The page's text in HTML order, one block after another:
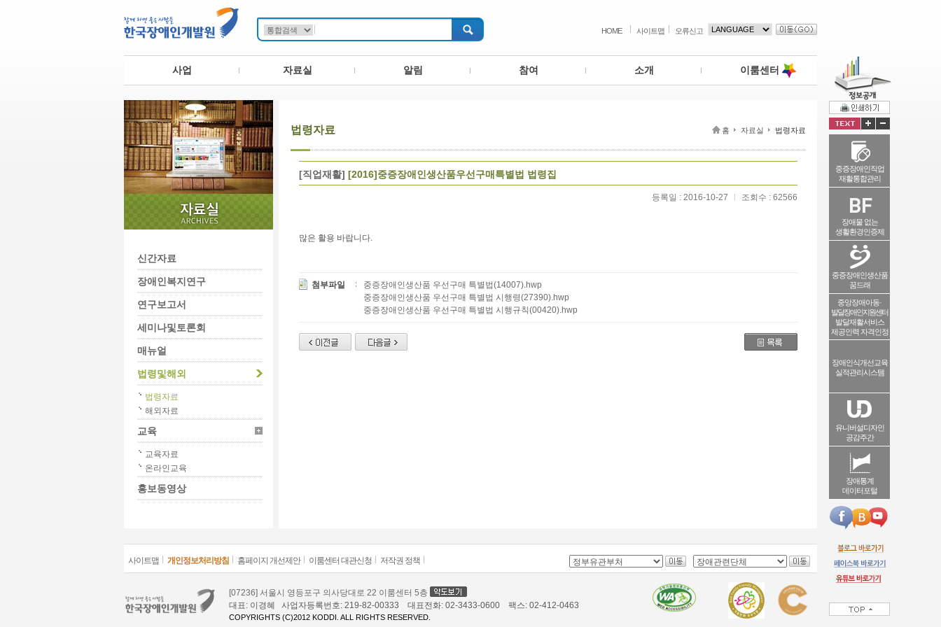
HOME 사이트맵 오류신고
사업 자료실 알림 참여 소개 이룸센터
신간자료
장애인복지연구
연구보고서
세미나및토론회
매뉴얼
법령및해외
법령자료
해외자료
교육
교육자료
온라인교육
홍보동영상
법령자료 홈 자료실 법령자료
[직업재활] [2016]중증장애인생산품우선구매특별법 법령집
등록일 : 2016-10-27 조회수 : 62566
많은 활용 바랍니다.
첨부파일
중증장애인생산품 우선구매 특별법(14007).hwp
중증장애인생산품 우선구매 특별법 시행령(27390).hwp
중증장애인생산품 우선구매 특별법 시행규칙(00420).hwp
사이트맵 개인정보처리방침 홈페이지 개선제안 이룸센터 대관신청 저작권 정책
[07236] 서울시 영등포구 의사당대로 22 이룸센터 5층
대표: 이경혜 사업자등록번호: 219-82-00333 대표전화: 02-3433-0600 팩스: 02-412-0463
COPYRIGHTS (C)2012 KODDI. ALL RIGHTS RESERVED.
중증장애인직업
재활통합관리
장애물 없는
생활환경인증제
중증장애인생산품
꿈드래
중앙장애아동·
발달장애인지원센터
발달재활서비스
제공인력 자격인정
장애인식개선교육
실적관리시스템
유니버설디자인
공감주간
장애통계
데이터포털